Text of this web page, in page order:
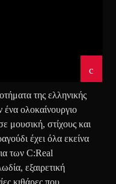
της ελληνικής
ολοκαίνουργιο
μουσική, στίχους και
έχει όλα εκείνα
των C:Real
εξαιρετική
κιθάρες που